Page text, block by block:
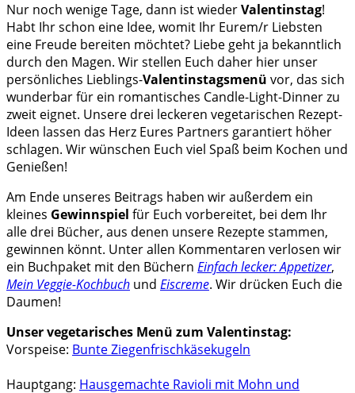
Nur noch wenige Tage, dann ist wiederValentinstag!
Habt Ihr schon eine Idee, womit Ihr Eurem/r Liebsten
eine Freude bereiten möchtet? Liebe geht ja bekanntlich
durch den Magen. Wir stellen Euch daher hier unser
persönliches Lieblings-Valentinstagsmenü vor, das sich
wunderbar für ein romantisches Candle-Light-Dinner zu
zweit eignet. Unsere drei leckeren vegetarischen Rezept-
Ideen lassen das Herz Eures Partners garantiert höher
schlagen. Wir wünschen Euch viel Spaß beim Kochen und
Genießen!
Am Ende unseres Beitrags haben wir außerdem ein
kleines Gewinnspiel für Euch vorbereitet, bei dem Ihr
alle drei Bücher, aus denen unsere Rezepte stammen,
gewinnen könnt. Unter allen Kommentaren verlosen wir
ein Buchpaket mit den Büchern Einfach lecker: Appetizer,
Mein Veggie-Kochbuch und Eiscreme. Wir drücken Euch die
Daumen!
Unser vegetarisches Menü zum Valentinstag:
Vorspeise: Bunte Ziegenfrischkäsekugeln
Hauptgang: Hausgemachte Ravioli mit Mohn und